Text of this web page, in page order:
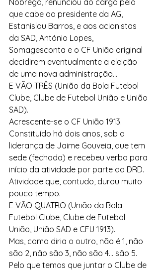
Nóbrega, renunciou ao cargo pelo
que cabe ao presidente da AG,
Estanislau Barros, e aos acionistas
da SAD, António Lopes,
Somagesconta e o CF União original
decidirem eventualmente a eleição
de uma nova administração...
E VÃO TRÊS (União da Bola Futebol
Clube, Clube de Futebol União e União
SAD).
Acrescente-se o CF União 1913.
Constituído há dois anos, sob a
liderança de Jaime Gouveia, que tem
sede (fechada) e recebeu verba para
início da atividade por parte da DRD.
Atividade que, contudo, durou muito
pouco tempo.
E VÃO QUATRO (União da Bola
Futebol Clube, Clube de Futebol
União, União SAD e CFU 1913).
Mas, como diria o outro, não é 1, não
são 2, não são 3, não são 4... são 5.
Pelo que temos que juntar o Clube de